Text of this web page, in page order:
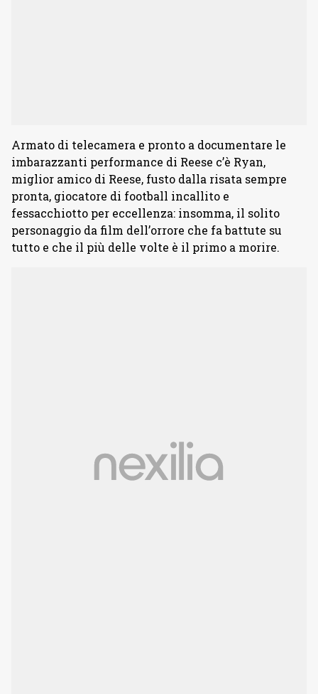
Armato di telecamera e pronto a documentare le
imbarazzanti performance di Reese c’è Ryan,
miglior amico di Reese, fusto dalla risata sempre
pronta, giocatore di football incallito e
fessacchiotto per eccellenza: insomma, il solito
personaggio da film dell’orrore che fa battute su
tutto e che il più delle volte è il primo a morire.